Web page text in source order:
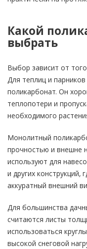
Какой
выбрать
Выбор зависит от
Для теплиц и
поликарбонат. Он
теплопотери и
необходимого
Монолитный
прочностью и внешне
используют для
и других конструкций,
аккуратный внешний
Для большинства
считаются листы
использоваться
высокой снеговой